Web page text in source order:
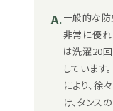
A.一般的な防
非常に優れ
は洗濯20
していま
により、徐
け、タンス